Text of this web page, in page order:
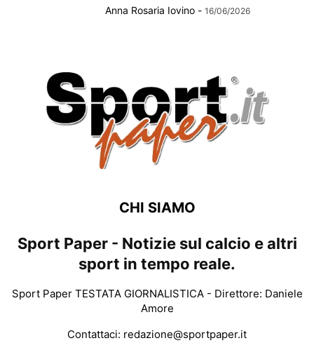
Anna Rosaria Iovino - 16/06/2026
CHI SIAMO
Sport Paper - Notizie sul calcio e altri
sport in tempo reale.
Sport Paper TESTATA GIORNALISTICA - Direttore: Daniele
Amore
Contattaci: redazione@sportpaper.it